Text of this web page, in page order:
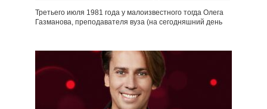
Третьего июля 1981 года у малоизвестного тогда Олега
Газманова, преподавателя вуза (на сегодняшний день